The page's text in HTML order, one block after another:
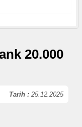
20.000
Tarih : 25.12.2025